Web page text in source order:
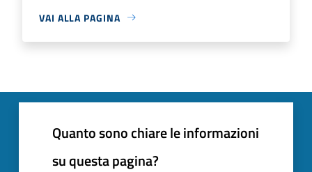
VAI ALLA PAGINA
Quanto sono chiare le informazioni
su questa pagina?